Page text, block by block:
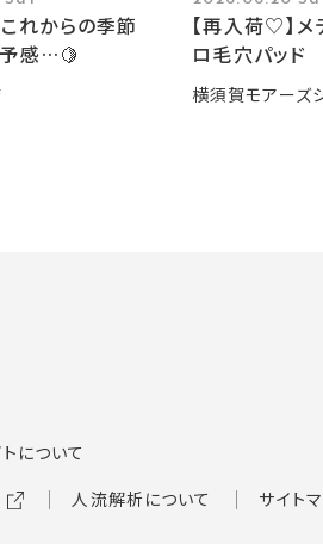
これからの季節
感…🍋
【再入荷♡】メ
ロ毛穴パッド
横須賀モアーズ
について
人流解析について サイト